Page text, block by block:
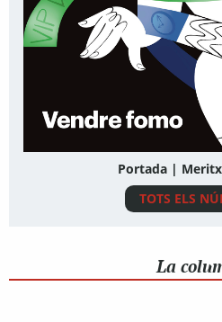
Portada |
TOTS ELS
La